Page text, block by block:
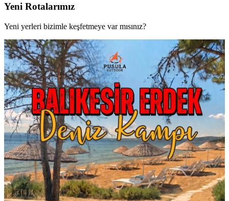
Yeni Rotalarımız
Yeni yerleri bizimle keşfetmeye var mısınız?